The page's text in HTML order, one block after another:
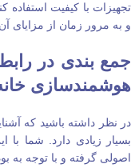
تجهیزات با کیفیت استفاده
و به مرور زمان از مزایای آن
جمع‌ بندی در
هوشمندسازی
در نظر داشته باشید که
بسیار زیادی دارد. شما
اصولی گرفته و با توجه به